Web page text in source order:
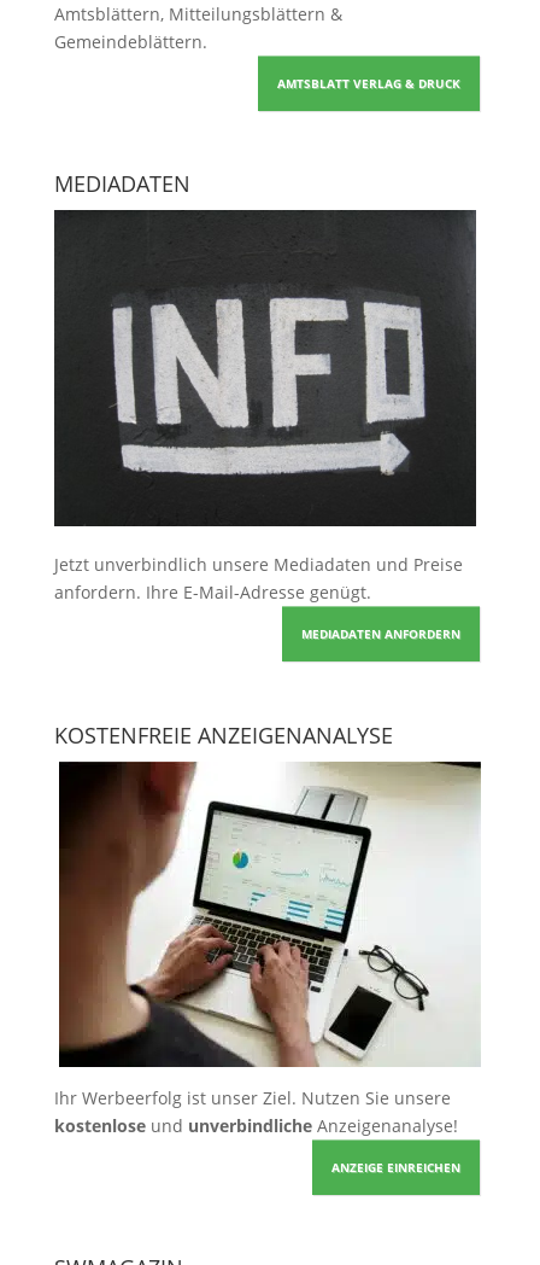
Amtsblättern, Mitteilungsblättern &
Gemeindeblättern.
AMTSBLATT VERLAG & DRUCK
MEDIADATEN
Jetzt unverbindlich unsere Mediadaten und Preise
anfordern. Ihre E-Mail-Adresse genügt.
MEDIADATEN ANFORDERN
KOSTENFREIE ANZEIGENANALYSE
Ihr Werbeerfolg ist unser Ziel. Nutzen Sie unsere
kostenloseund unverbindlicheAnzeigenanalyse!
ANZEIGE EINREICHEN